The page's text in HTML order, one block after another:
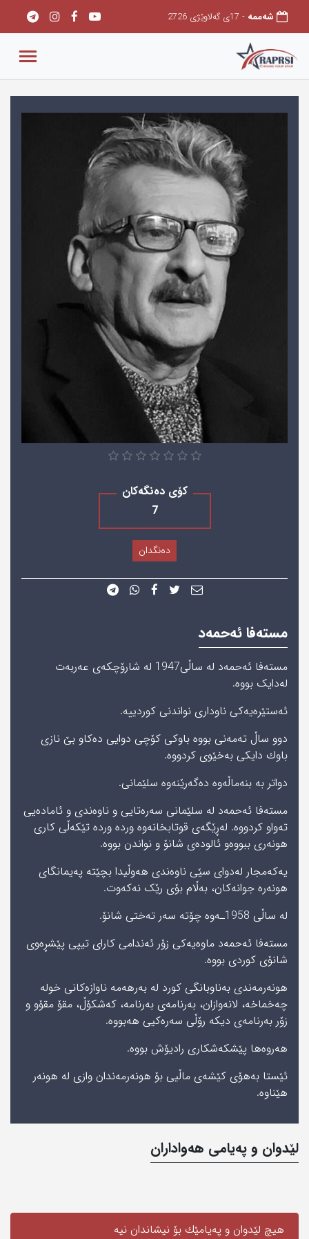
شەممه - 17ی گەلاوێژی 2726
کۆی دەنگەکان
7
دەنگدان
مستەفا ئەحمەد
مستەفا ئەحمەد له‌ ساڵی1947 لە شارۆچکەی عەربەت
لەدایک بووه‌.
ئەستێرەیەکی ناوداری نواندنی کوردییە.
دوو ساڵ‌ ته‌مه‌نی‌ بووه‌ باوكی‌ كۆچی‌ دوایی‌ ده‌كا‌و بێ‌ نازی‌
باوك دایکی‌ بەخێوی کردووه‌.
دواتر به‌ بنه‌ماڵه‌وه‌ ده‌گه‌رێنه‌وه‌ سلێمانی‌.
مستەفا ئەحمەد لە سلێمانی سەرەتایی و ناوەندی و ئامادەیی‌
تەواو کردووه‌. لەڕێگەی قوتابخانەوە وردە وردە تێکەڵی کاری
هونەری ببووه‌‌و ئالودەی شانۆ و نواندن بووه‌.
یەکەمجار لەدوای سێی ناوەندی هەوڵیدا بچێته‌ پەیمانگای
هونەرە جوانەکان، به‌ڵام بۆی‌ رێک نەکەوت.
له‌ ساڵی‌ 1958ـه‌وه‌ چۆته‌ سه‌ر ته‌ختی‌ شانۆ.
مستەفا ئەحمەد ماوەیەکی زۆر ئەندامی کارای تیپی پێشڕەوی
شانۆی کوردی بووە.
هونەرمەندی بەناوبانگی كورد لە بەرهەمە ناوازەکانی خولە
چەخماخە، لانەوازان، بەرنامەی بەرنامە، کەشکۆڵ، مقۆ مقۆ‌و و
زۆر به‌رنامه‌ی‌ دیكه‌ رۆڵی سەرەکیی هەبووە.
هه‌روه‌ها پێشكه‌شكاری‌ رادیۆش بووه‌.
ئێستا به‌هۆی‌ كێشه‌ی‌ ماڵیی‌ بۆ هونه‌رمه‌ندان وازی‌ له‌ هونه‌ر
هێناوه‌.
لێدوان و په‌یامی‌ هه‌واداران
هیچ لێدوان و په‌یامێك بۆ نیشاندان نیه‌